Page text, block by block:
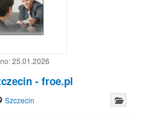
25.01.2026
- froe.pl
Szczecin